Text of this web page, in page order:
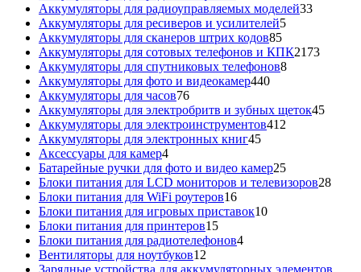
товара
Аккумуляторы для радиоуправляемых моделей3333
Аккумуляторы для ресиверов и усилителей55
Аккумуляторы для сканеров штрих кодов8585
товаров
Аккумуляторы для сотовых телефонов и КПК21732173
Аккумуляторы для спутниковых телефонов88
Аккумуляторы для фото и видеокамер440440
Аккумуляторы для часов7676
товаров
Аккумуляторы для электробритв и зубных щеток4545
Аккумуляторы для электроинструментов412
Аккумуляторы для электронных книг4545
Аксессуары для камер44
товара
Батарейные ручки для фото и видео камер2525
товаров
Блоки питания для LCD мониторов и телевизоров2828
Блоки питания для WiFi роутеров1616
товаров
Блоки питания для игровых приставок1010
Блоки питания для принтеров1515
товаров
Блоки питания для радиотелефонов44
Вентиляторы для ноутбуков12
товаров